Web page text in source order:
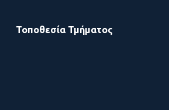
Τοποθεσία Τμήματος